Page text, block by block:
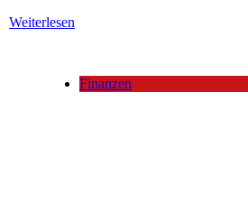
Weiterlesen
Finanzen